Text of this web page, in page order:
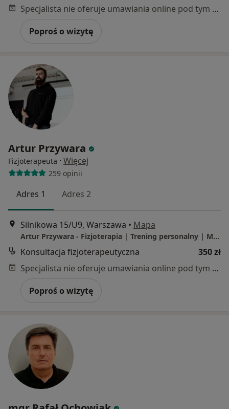
Specjalista nie oferuje umawiania online pod tym adresem.
Poproś o wizytę
Artur Przywara
Fizjoterapeuta · Więcej
259 opinii
Adres 1 Adres 2
Silnikowa 15/U9, Warszawa • Mapa
Artur Przywara - Fizjoterapia | Trening personalny | Masaż
Konsultacja fizjoterapeutyczna
350 zł
Specjalista nie oferuje umawiania online pod tym adresem.
Poproś o wizytę